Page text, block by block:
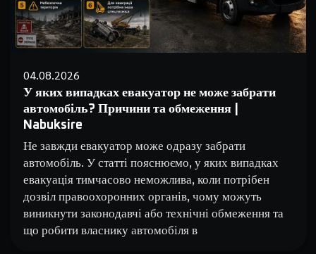
04.08.2026
У яких випадках евакуатор не може забрати
автомобіль? Причини та обмеження |
Nabuksire
Не завжди евакуатор може одразу забрати
автомобіль. У статті пояснюємо, у яких випадках
евакуація тимчасово неможлива, коли потрібен
дозвіл правоохоронних органів, чому можуть
виникнути законодавчі або технічні обмеження та
що робити власнику автомобіля в